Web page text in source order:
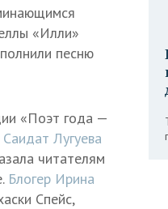
«Илли»
песню
«Поэт года —
Саидат Лугуева
читателям
Блогер Ирина
Спейс,